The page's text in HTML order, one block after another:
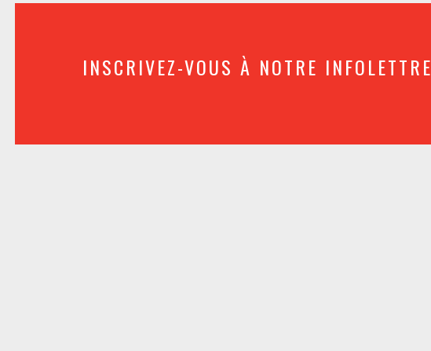
INSCRIVEZ-VOUS À NOTRE INFOLETTRE